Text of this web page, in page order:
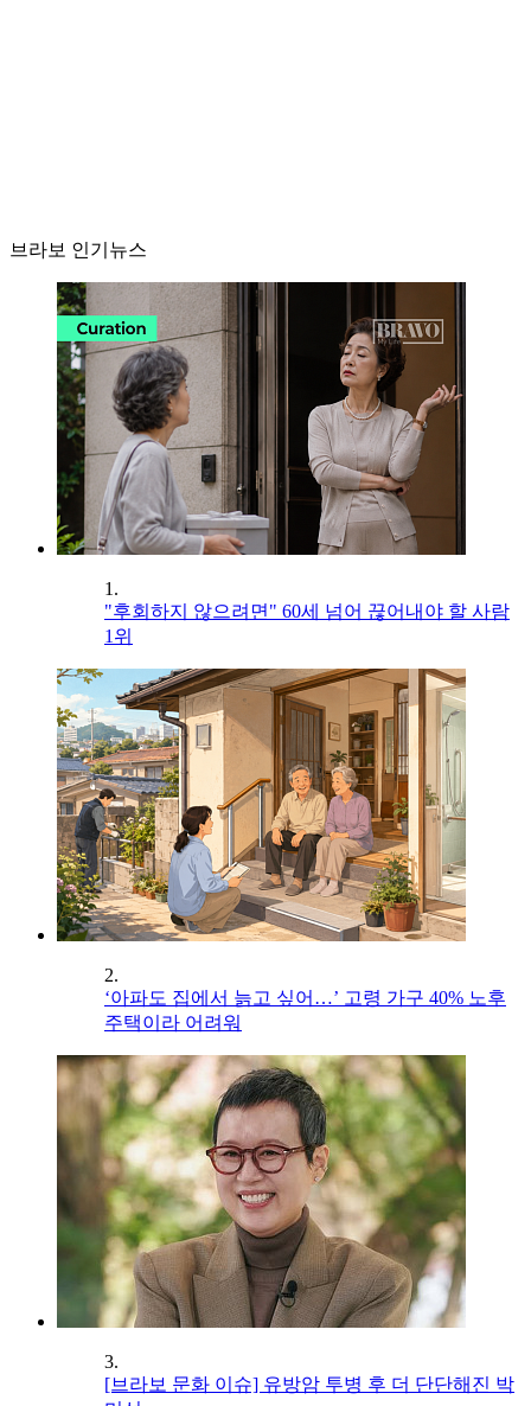
브라보 인기뉴스
1.
"후회하지 않으려면" 60세 넘어 끊어내야 할 사람
1위
2.
‘아파도 집에서 늙고 싶어…’ 고령 가구 40% 노후
주택이라 어려워
3.
[브라보 문화 이슈] 유방암 투병 후 더 단단해진 박